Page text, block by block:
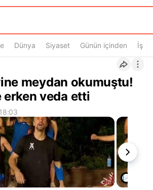
Dünya Siyaset Günün içinden İş
meydan okumuştu!
veda etti